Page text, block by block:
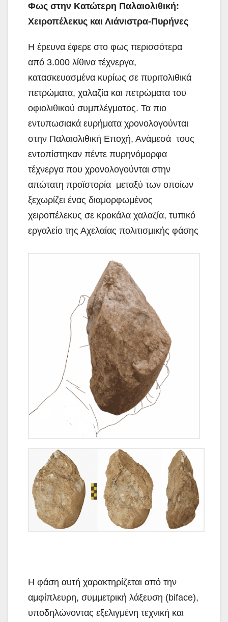
Φως στην Κατώτερη Παλαιολιθική:
Χειροπέλεκυς και Λιάνιστρα-Πυρήνες
Η έρευνα έφερε στο φως περισσότερα
από 3.000 λίθινα τέχνεργα,
κατασκευασμένα κυρίως σε πυριτολιθικά
πετρώματα, χαλαζία και πετρώματα του
οφιολιθικού συμπλέγματος. Τα πιο
εντυπωσιακά ευρήματα χρονολογούνται
στην Παλαιολιθική Εποχή, Ανάμεσά τους
εντοπίστηκαν πέντε πυρηνόμορφα
τέχνεργα που χρονολογούνται στην
απώτατη προϊστορία μεταξύ των οποίων
ξεχωρίζει ένας διαμορφωμένος
χειροπέλεκυς σε κροκάλα χαλαζία, τυπικό
εργαλείο της Αχελαίας πολιτισμικής φάσης
Η φάση αυτή χαρακτηρίζεται από την
αμφίπλευρη, συμμετρική λάξευση (biface),
υποδηλώνοντας εξελιγμένη τεχνική και